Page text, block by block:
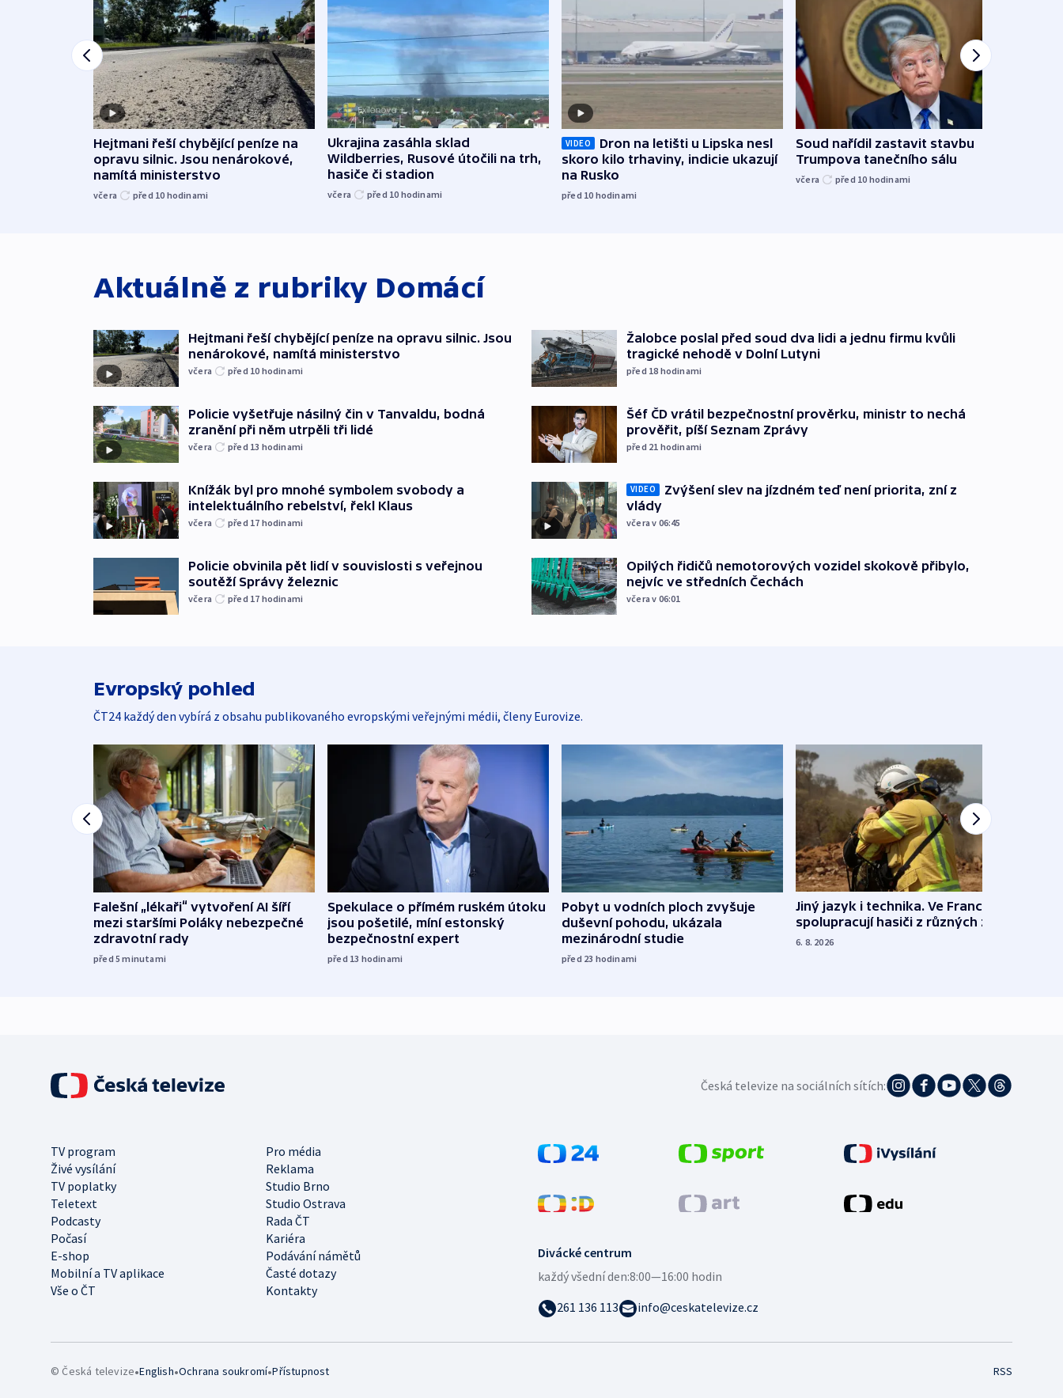
Hejtmani řeší chybějící peníze na
opravu silnic. Jsou nenárokové,
namítá ministerstvo
včera před 10 hodinami
Ukrajina zasáhla sklad
Wildberries, Rusové útočili na trh,
hasiče či stadion
včera před 10 hodinami
VIDEO
Dron na letišti u Lipska nesl
skoro kilo trhaviny, indicie ukazují
na Rusko
před 10 hodinami
Soud nařídil zastavit stavbu
Trumpova tanečního sálu
včera před 10 hodinami
Aktuálně z rubriky Domácí
Hejtmani řeší chybějící peníze na opravu silnic. Jsou
nenárokové, namítá ministerstvo
včera před 10 hodinami
Policie vyšetřuje násilný čin v Tanvaldu, bodná
zranění při něm utrpěli tři lidé
včera před 13 hodinami
Knížák byl pro mnohé symbolem svobody a
intelektuálního rebelství, řekl Klaus
včera před 17 hodinami
Policie obvinila pět lidí v souvislosti s veřejnou
soutěží Správy železnic
včera před 17 hodinami
Žalobce poslal před soud dva lidi a jednu firmu kvůli
tragické nehodě v Dolní Lutyni
před 18 hodinami
Šéf ČD vrátil bezpečnostní prověrku, ministr to nechá
prověřit, píší Seznam Zprávy
před 21 hodinami
VIDEO
Zvýšení slev na jízdném teď není priorita, zní z
vlády
včera v 06:45
Opilých řidičů nemotorových vozidel skokově přibylo,
nejvíc ve středních Čechách
včera v 06:01
Evropský pohled
ČT24 každý den vybírá z obsahu publikovaného evropskými veřejnými médii, členy Eurovize.
Falešní „lékaři“ vytvoření AI šíří
mezi staršími Poláky nebezpečné
zdravotní rady
před 5minutami
Spekulace o přímém ruském útoku
jsou pošetilé, míní estonský
bezpečnostní expert
před 13 hodinami
Pobyt u vodních ploch zvyšuje
duševní pohodu, ukázala
mezinárodní studie
před 23 hodinami
Jiný jazyk i technika. Ve Francii
spolupracují hasiči z různých zemí
6. 8. 2026
Česká televize na sociálních sítích:
TV program
Pro média
Živé vysílání
Reklama
TV poplatky
Studio Brno
Teletext
Studio Ostrava
Podcasty
Rada ČT
Počasí
Kariéra
E-shop
Podávání námětů
Mobilní a TV aplikace
Časté dotazy
Vše o ČT
Kontakty
Divácké centrum
každý všední den:8:00—16:00 hodin
261 136 113
info@ceskatelevize.cz
© Česká televize•English•Ochrana soukromí•Přístupnost RSS